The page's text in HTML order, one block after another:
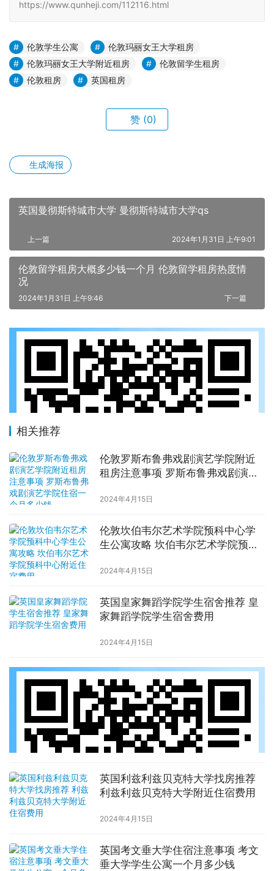
https://www.qunheji.com/112116.html
伦敦学生公寓
伦敦玛丽女王大学租房
伦敦玛丽女王大学附近租房
伦敦留学生租房
伦敦租房
英国租房
赞 (0)
生成海报
英国曼彻斯特城市大学 曼彻斯特城市大学qs
上一篇 2024年1月31日 上午9:01
伦敦留学租房大概多少钱一个月 伦敦留学租房热度情
况
下一篇
2024年1月31日 上午9:46
相关推荐
伦敦罗斯布鲁弗戏剧演艺学院附近
租房注意事项 罗斯布鲁弗戏剧演艺
2024年4月15日
伦敦坎伯韦尔艺术学院预科中心学
生公寓攻略 坎伯韦尔艺术学院预科
2024年4月15日
英国皇家舞蹈学院学生宿舍推荐 皇
家舞蹈学院学生宿舍费用
2024年4月15日
英国利兹利兹贝克特大学找房推荐
利兹利兹贝克特大学附近住宿费用
2024年4月15日
英国考文垂大学住宿注意事项 考文
垂大学学生公寓一个月多少钱